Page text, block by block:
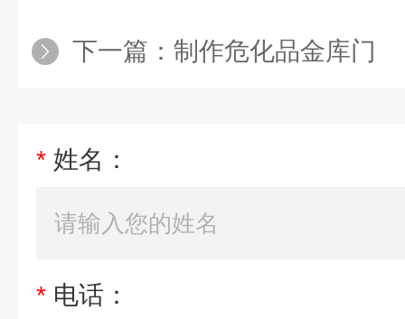
下一篇： 制作危化品金库门
* 姓名：
* 电话：